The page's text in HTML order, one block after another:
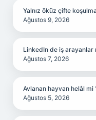
Yalnız öküz çifte
Ağustos 9, 2026
LinkedIn de iş arayanlar
Ağustos 7, 2026
Avlanan hayvan helâl mi
Ağustos 5, 2026